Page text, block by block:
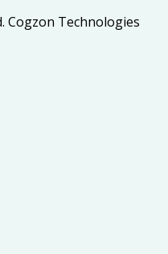
Cogzon Technologies